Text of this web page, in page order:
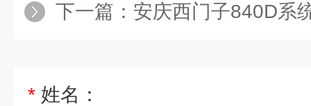
下一篇： 安庆西门子840D系统龙门铣伺服
* 姓名：